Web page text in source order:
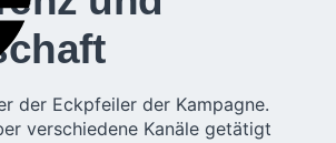
der Eckpfeiler der Kampagne.
verschiedene Kanäle getätigt